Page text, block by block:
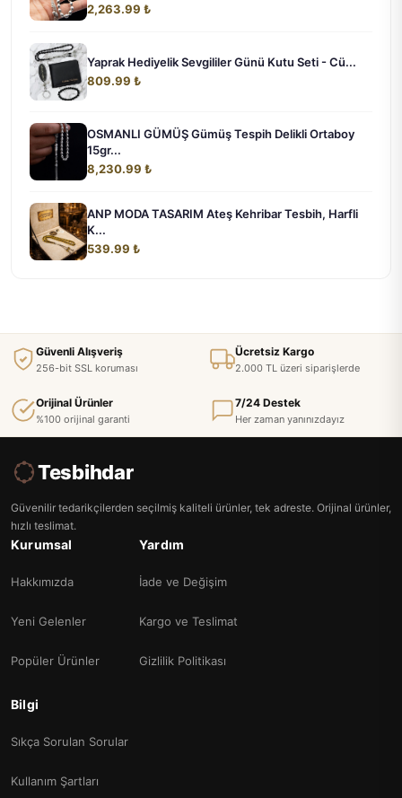
2,263.99 ₺
Yaprak Hediyelik Sevgililer Günü Kutu Seti - Cü...
809.99 ₺
OSMANLI GÜMÜŞ Gümüş Tespih Delikli Ortaboy
15gr...
8,230.99 ₺
ANP MODA TASARIM Ateş Kehribar Tesbih, Harfli
K...
539.99 ₺
Güvenli Alışveriş
256-bit SSL koruması
Ücretsiz Kargo
2.000 TL üzeri siparişlerde
Orijinal Ürünler
%100 orijinal garanti
7/24 Destek
Her zaman yanınızdayız
Tesbihdar
Güvenilir tedarikçilerden seçilmiş kaliteli ürünler, tek adreste. Orijinal ürünler,
hızlı teslimat.
Kurumsal
Hakkımızda
Yeni Gelenler
Popüler Ürünler
Yardım
İade ve Değişim
Kargo ve Teslimat
Gizlilik Politikası
Bilgi
Sıkça Sorulan Sorular
Kullanım Şartları